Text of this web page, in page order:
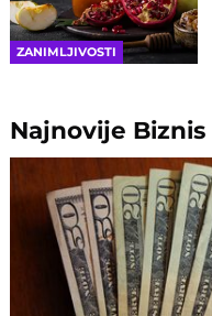
ZANIMLJIVOSTI
Najnovije Biznis